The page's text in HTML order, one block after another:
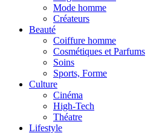
Mode homme
Créateurs
Beauté
Coiffure homme
Cosmétiques et Parfums
Soins
Sports, Forme
Culture
Cinéma
High-Tech
Théatre
Lifestyle